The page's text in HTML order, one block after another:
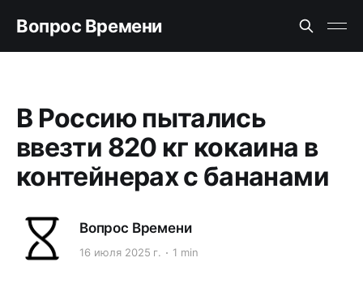
Вопрос Времени
В Россию пытались
ввезти 820 кг кокаина в
контейнерах с бананами
Вопрос Времени
16 июля 2025 г. 1 min